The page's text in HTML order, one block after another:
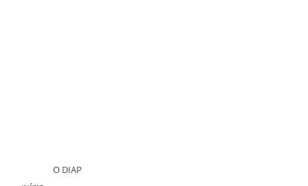
O DIAP